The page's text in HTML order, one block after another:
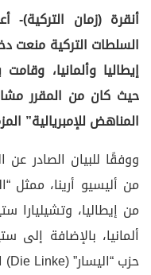
السلطات التركية
إيطاليا وألمانيا،
حيث كان من المقرر
المناهض للإمبريالية”
ووفقًا للبيان الصادر عن
ألمانيا، بالإضافة إلى
حزب “اليسار” (Die Linke) الألماني.